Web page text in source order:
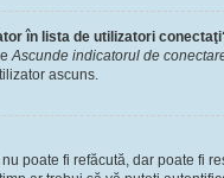
în lista de utilizatori
Ascunde indicatorul de
ascuns.
poate fi refăcută, dar poate fi